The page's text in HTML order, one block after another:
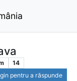
14
pentru a răspunde